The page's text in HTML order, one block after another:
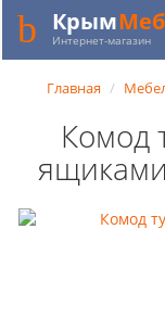
Крым
Интернет-магазин
Главная
Комод